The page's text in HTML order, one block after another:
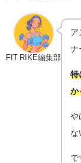
FIT RIKE編集部
ア
ナ
特
か
や
な
で